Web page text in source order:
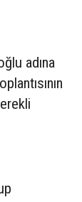
adına